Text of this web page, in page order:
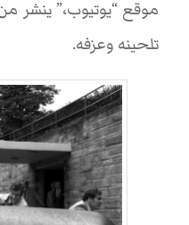
موقع “يوتيوب،” ينشر
تلحينه وعزفه.